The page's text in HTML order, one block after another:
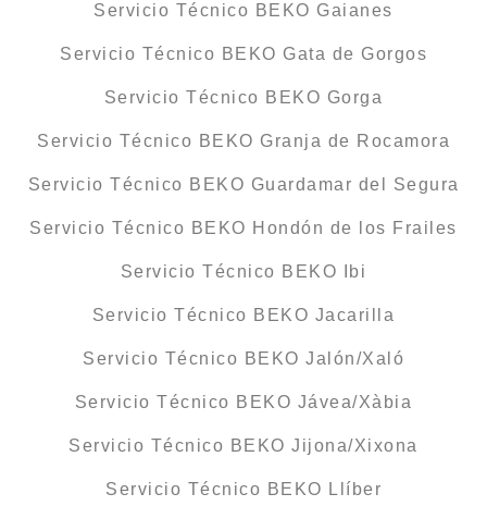
Servicio Técnico BEKO Gaianes
Servicio Técnico BEKO Gata de Gorgos
Servicio Técnico BEKO Gorga
Servicio Técnico BEKO Granja de Rocamora
Servicio Técnico BEKO Guardamar del Segura
Servicio Técnico BEKO Hondón de los Frailes
Servicio Técnico BEKO Ibi
Servicio Técnico BEKO Jacarilla
Servicio Técnico BEKO Jalón/Xaló
Servicio Técnico BEKO Jávea/Xàbia
Servicio Técnico BEKO Jijona/Xixona
Servicio Técnico BEKO Llíber